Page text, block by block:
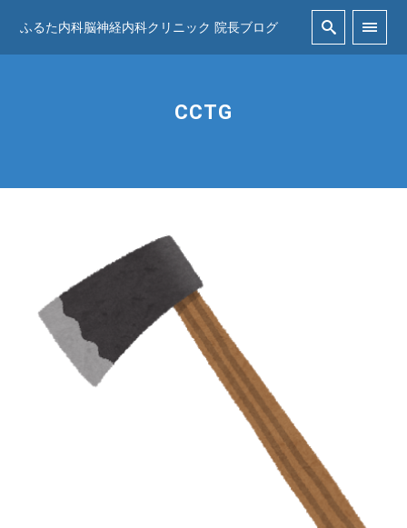
ふるた内科脳神経内科クリニック 院長ブログ
CCTG